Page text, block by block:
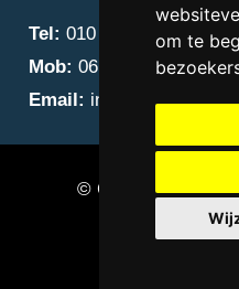
om te
Tel: 010 – 223 3759
Mob: 06 – 4838 1000
Email:
© Copyright 2026
Natuursteen